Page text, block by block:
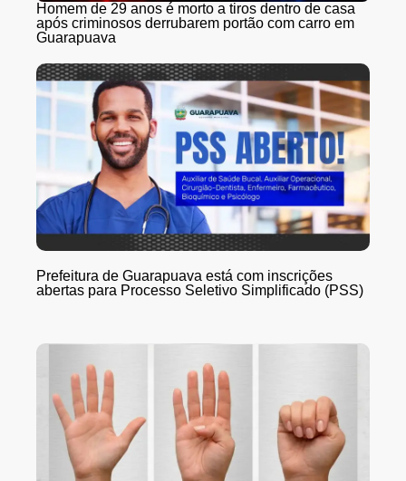
Homem de 29 anos é morto a tiros dentro de casa
após criminosos derrubarem portão com carro em
Guarapuava
Prefeitura de Guarapuava está com inscrições
abertas para Processo Seletivo Simplificado (PSS)